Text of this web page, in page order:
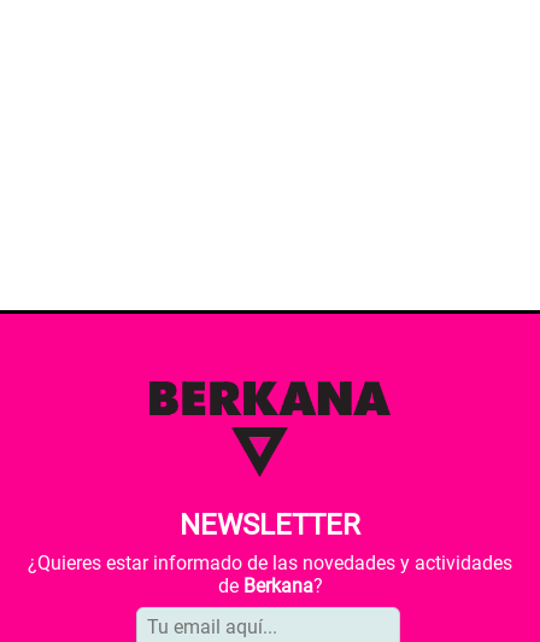
NEWSLETTER
¿Quieres estar informado de las novedades y actividades
de Berkana?